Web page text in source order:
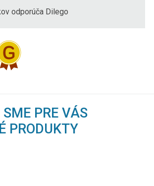
odporúča Dilego
PRE VÁS
PRODUKTY